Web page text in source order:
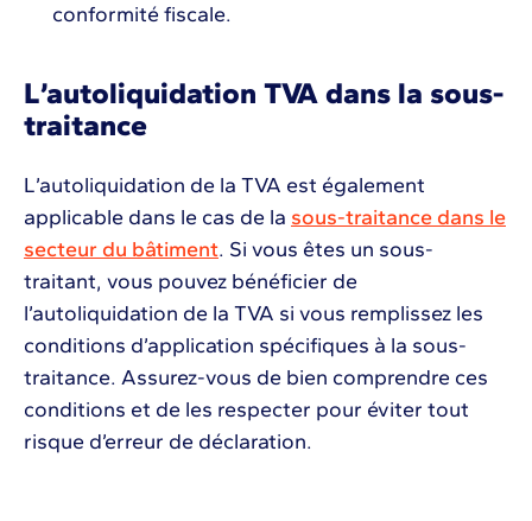
conformité fiscale.
L’autoliquidation TVA dans la sous-
traitance
L’autoliquidation de la TVA est également
applicable dans le cas de la sous-traitance dans le
secteur du bâtiment. Si vous êtes un sous-
traitant, vous pouvez bénéficier de
l’autoliquidation de la TVA si vous remplissez les
conditions d’application spécifiques à la sous-
traitance. Assurez-vous de bien comprendre ces
conditions et de les respecter pour éviter tout
risque d’erreur de déclaration.